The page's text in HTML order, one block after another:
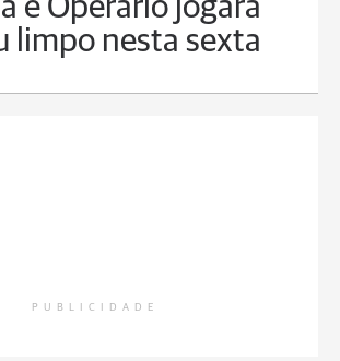
e Operário jogará
limpo nesta sexta
PUBLICIDADE